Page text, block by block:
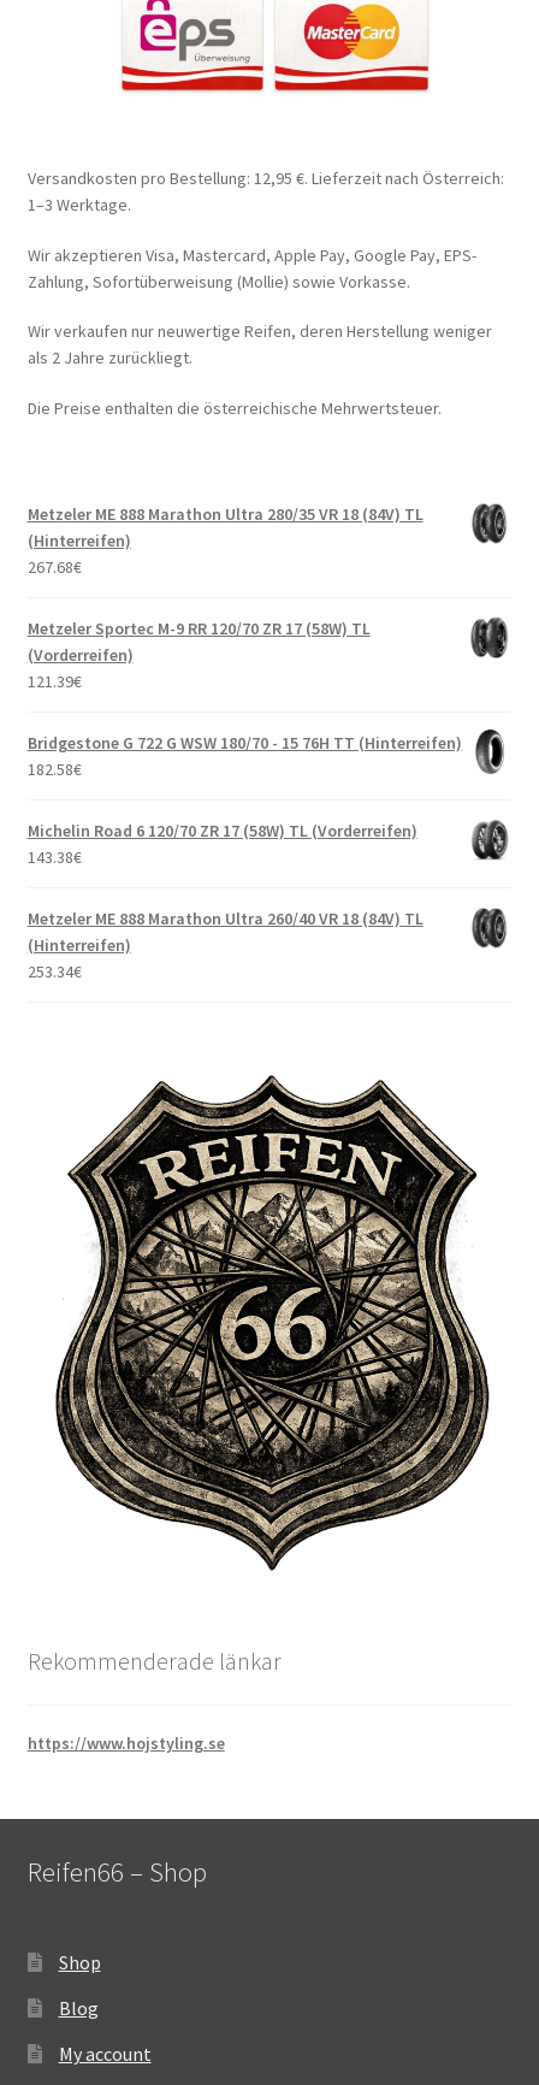
Versandkosten pro Bestellung: 12,95 €. Lieferzeit nach Österreich:
1–3 Werktage.
Wir akzeptieren Visa, Mastercard, Apple Pay, Google Pay, EPS-
Zahlung, Sofortüberweisung (Mollie) sowie Vorkasse.
Wir verkaufen nur neuwertige Reifen, deren Herstellung weniger
als 2 Jahre zurückliegt.
Die Preise enthalten die österreichische Mehrwertsteuer.
Metzeler ME 888 Marathon Ultra 280/35 VR 18 (84V) TL
(Hinterreifen)
267.68€
Metzeler Sportec M-9 RR 120/70 ZR 17 (58W) TL
(Vorderreifen)
121.39€
Bridgestone G 722 G WSW 180/70 - 15 76H TT (Hinterreifen)
182.58€
Michelin Road 6 120/70 ZR 17 (58W) TL (Vorderreifen)
143.38€
Metzeler ME 888 Marathon Ultra 260/40 VR 18 (84V) TL
(Hinterreifen)
253.34€
Rekommenderade länkar
https://www.hojstyling.se
Reifen66 – Shop
Shop
Blog
My account